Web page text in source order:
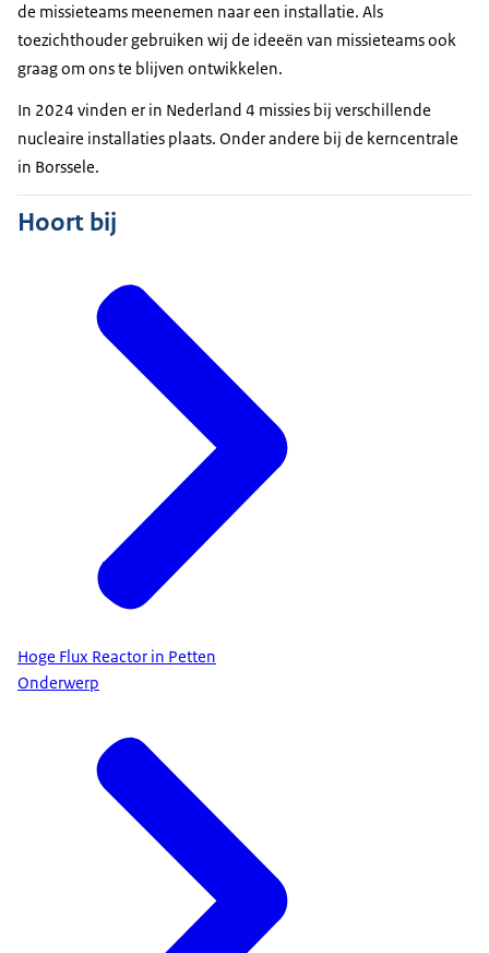
de missieteams meenemen naar een installatie. Als
toezichthouder gebruiken wij de ideeën van missieteams ook
graag om ons te blijven ontwikkelen.
In 2024 vinden er in Nederland 4 missies bij verschillende
nucleaire installaties plaats. Onder andere bij de kerncentrale
in Borssele.
Hoort bij
Hoge Flux Reactor in Petten
Onderwerp